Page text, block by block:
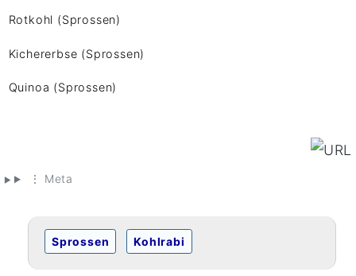
Rotkohl (Sprossen)
Kichererbse (Sprossen)
Quinoa (Sprossen)
⋮ Meta
Sprossen Kohlrabi